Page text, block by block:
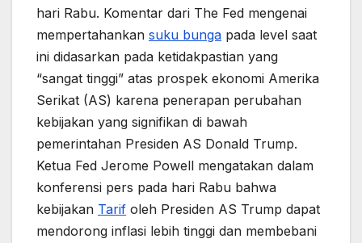
hari Rabu. Komentar dari The Fed mengenai
mempertahankan suku bunga pada level saat
ini didasarkan pada ketidakpastian yang
“sangat tinggi” atas prospek ekonomi Amerika
Serikat (AS) karena penerapan perubahan
kebijakan yang signifikan di bawah
pemerintahan Presiden AS Donald Trump.
Ketua Fed Jerome Powell mengatakan dalam
konferensi pers pada hari Rabu bahwa
kebijakan Tarif oleh Presiden AS Trump dapat
mendorong inflasi lebih tinggi dan membebani